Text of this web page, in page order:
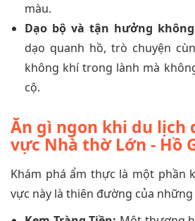
màu.
Dạo bộ và tận hưởng
dạo quanh hồ, trò chuyện
không khí trong lành mà
cộ.
Ăn gì ngon khi du lịch
vực Nhà thờ Lớn - Hồ
Khám phá ẩm thực là một phần
vực này là thiên đường của những